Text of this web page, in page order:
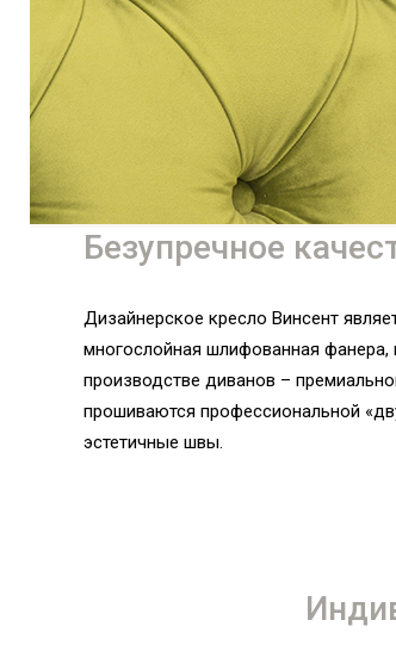
Безупречное
Дизайнерское кресло Винсент
многослойная шлифованная фанера,
производстве диванов –
прошиваются профессиональной
эстетичные швы.